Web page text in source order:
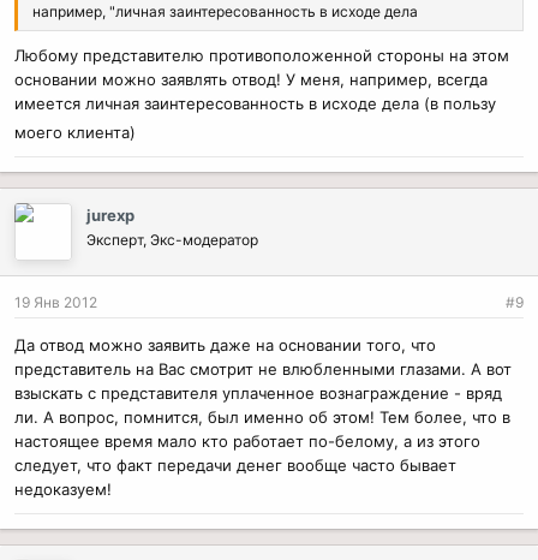
например, "личная заинтересованность в исходе дела
Любому представителю противоположенной стороны на этом
основании можно заявлять отвод! У меня, например, всегда
имеется личная заинтересованность в исходе дела (в пользу
моего клиента)
jurexp
Эксперт, Экс-модератор
19 Янв 2012 #9
Да отвод можно заявить даже на основании того, что
представитель на Вас смотрит не влюбленными глазами. А вот
взыскать с представителя уплаченное вознаграждение - вряд
ли. А вопрос, помнится, был именно об этом! Тем более, что в
настоящее время мало кто работает по-белому, а из этого
следует, что факт передачи денег вообще часто бывает
недоказуем!